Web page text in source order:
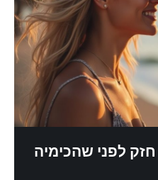
לפני שהכימיה